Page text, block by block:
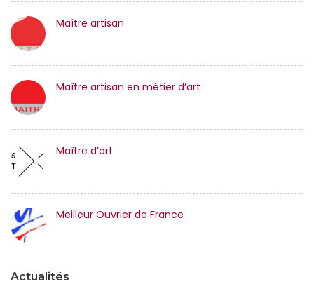
Maître artisan
Maître artisan en métier d’art
Maître d’art
Meilleur Ouvrier de France
Actualités